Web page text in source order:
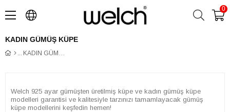
0
KADIN GÜMÜŞ KÜPE
KADIN GÜMÜŞ KÜPE
Welch 925 ayar gümüşten üretilmiş küpe ve kadın gümüş küpe
modelleri garantisi ve kalitesiyle tarzınızı tamamlayacak gümüş
küpe modellerini keşfedin hemen!